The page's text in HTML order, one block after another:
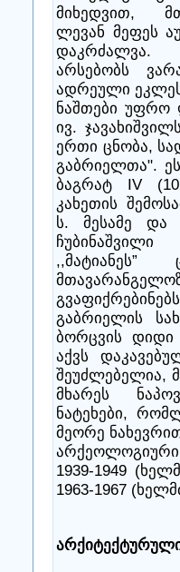
მიხედვით,
ლევან მეფეს
დაკრძალვა.
არსებობს
ადრეული
ნაშთები უფრო
ივ.
ერთი ცნობა,
გაბრიელთა".
ბაგრატ IV
კახეთის
ს. მესამე და
გაბრიელის
ბორცვის დიდი
აქვს
შეუძლებელია,
მხარეს
ნატეხები,
მეორე
1939-1949
1963-1967